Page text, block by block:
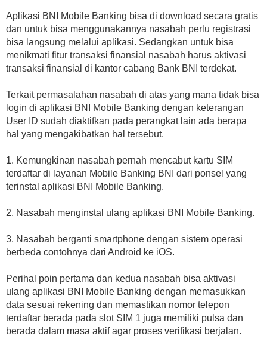
Aplikasi BNI Mobile Banking bisa di download secara gratis
dan untuk bisa menggunakannya nasabah perlu registrasi
bisa langsung melalui aplikasi. Sedangkan untuk bisa
menikmati fitur transaksi finansial nasabah harus aktivasi
transaksi finansial di kantor cabang Bank BNI terdekat.
Terkait permasalahan nasabah di atas yang mana tidak bisa
login di aplikasi BNI Mobile Banking dengan keterangan
User ID sudah diaktifkan pada perangkat lain ada berapa
hal yang mengakibatkan hal tersebut.
1. Kemungkinan nasabah pernah mencabut kartu SIM
terdaftar di layanan Mobile Banking BNI dari ponsel yang
terinstal aplikasi BNI Mobile Banking.
2. Nasabah menginstal ulang aplikasi BNI Mobile Banking.
3. Nasabah berganti smartphone dengan sistem operasi
berbeda contohnya dari Android ke iOS.
Perihal poin pertama dan kedua nasabah bisa aktivasi
ulang aplikasi BNI Mobile Banking dengan memasukkan
data sesuai rekening dan memastikan nomor telepon
terdaftar berada pada slot SIM 1 juga memiliki pulsa dan
berada dalam masa aktif agar proses verifikasi berjalan.